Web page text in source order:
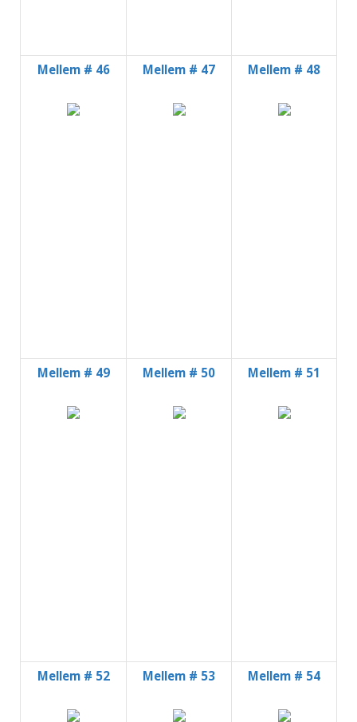
Mellem # 46 Mellem # 47 Mellem # 48
Mellem # 49 Mellem # 50 Mellem # 51
Mellem # 52 Mellem # 53 Mellem # 54